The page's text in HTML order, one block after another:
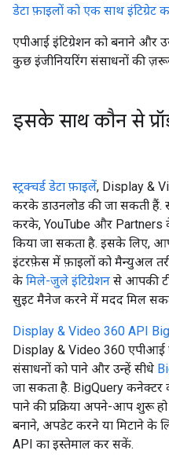
डेटा फ़ाइलों को एक साथ इंटिग्रेट
एपीआई इंटिग्रेशन को बनाने और
कुछ इंजीनियरिंग संसाधनों की
इसके साथ कौन से
स्ट्रक्चर्ड डेटा फ़ाइलें, Display &
करके डाउनलोड की जा सकती हैं.
करके, YouTube और Partners
किया जा सकता है. इसके लिए,
इंटरफ़ेस में फ़ाइलों को मैन्युअल
के मिले-जुले इंटिग्रेशन से आपकी
सुइट मैनेज करने में मदद मिल
Display & Video 360 API
Display & Video 360 एपीआई
संसाधनों को पाने और उन्हें सीधे
जा सकता है. BigQuery कनेक्टर
पाने की प्रक्रिया अपने-आप शुरू
बनाने, अपडेट करने या मिटाने के
API का इस्तेमाल कर सकें.